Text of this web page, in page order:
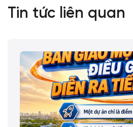
Tin tức liên quan